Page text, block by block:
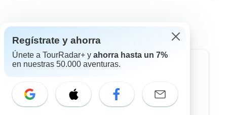
Destinos más populares
África
Asia
Regístrate y ahorra
Únete a TourRadar+ y ahorra hasta un 7%
en nuestras 50.000 aventuras.